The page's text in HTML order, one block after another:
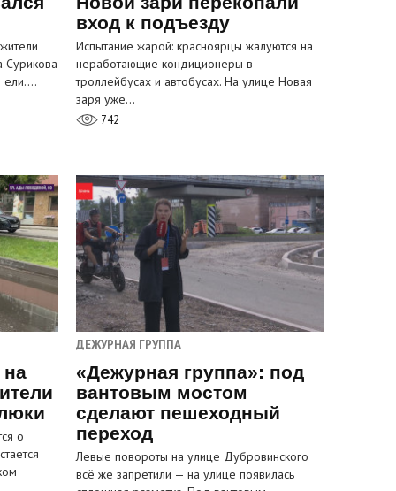
Сурикова
ели.…
вход к подъезду
Испытание жарой: красноярцы жалуются на
неработающие кондиционеры в
троллейбусах и автобусах. На улице Новая
заря уже…
742
на
о
ДЕЖУРНАЯ ГРУППА
«Дежурная группа»: под
вантовым мостом
сделают пешеходный
переход
Левые повороты на улице Дубровинского
всё же запретили — на улице появилась